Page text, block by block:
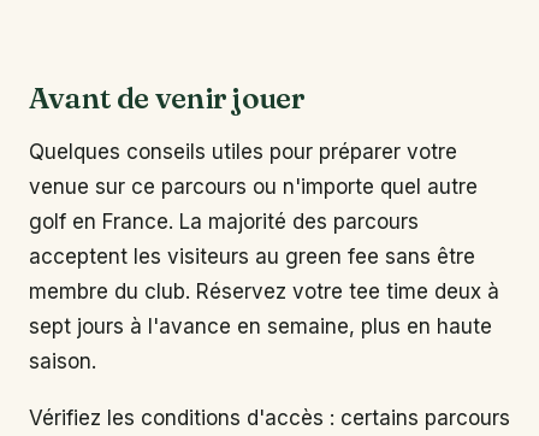
Avant de venir jouer
Quelques conseils utiles pour préparer votre
venue sur ce parcours ou n'importe quel autre
golf en France. La majorité des parcours
acceptent les visiteurs au green fee sans être
membre du club. Réservez votre tee time deux à
sept jours à l'avance en semaine, plus en haute
saison.
Vérifiez les conditions d'accès : certains parcours